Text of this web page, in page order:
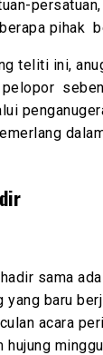
pihak
teliti ini,
sama
yang baru
acara